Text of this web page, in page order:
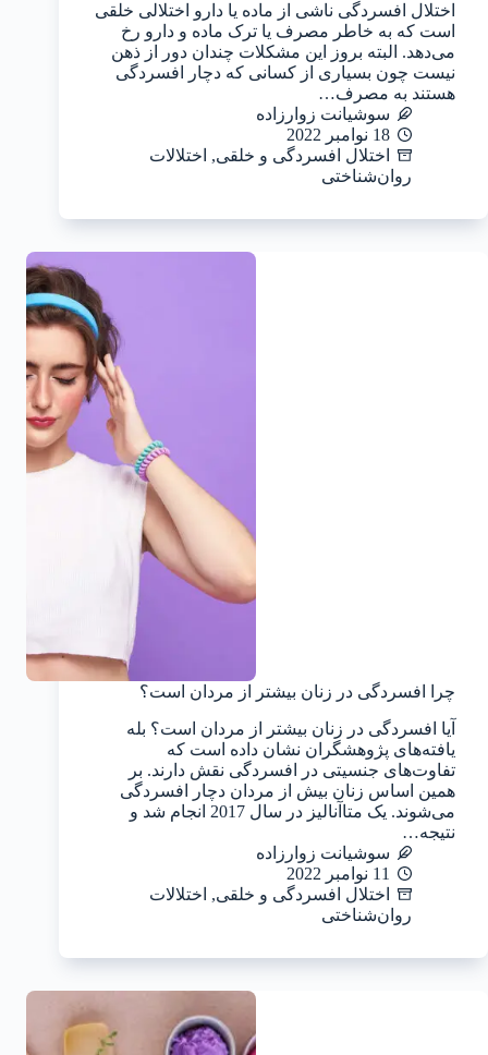
اختلال افسردگی ناشی از ماده یا دارو اختلالی خلقی
است که به خاطر مصرف یا ترک ماده و دارو رخ
می‌دهد. البته بروز این مشکلات چندان دور از ذهن
نیست چون بسیاری از کسانی که دچار افسردگی
هستند به مصرف…
سوشیانت زوارزاده
18 نوامبر 2022
اختلال افسردگی و خلقی, اختلالات
روان‌شناختی
چرا افسردگی در زنان بیشتر از مردان است؟
آیا افسردگی در زنان بیشتر از مردان است؟ بله
یافته‌های پژوهشگران نشان داده است که
تفاوت‌های جنسیتی در افسردگی نقش دارند. بر
همین اساس زنان بیش از مردان دچار افسردگی
می‌شوند. یک متاآنالیز در سال 2017 انجام شد و
نتیجه…
سوشیانت زوارزاده
11 نوامبر 2022
اختلال افسردگی و خلقی, اختلالات
روان‌شناختی